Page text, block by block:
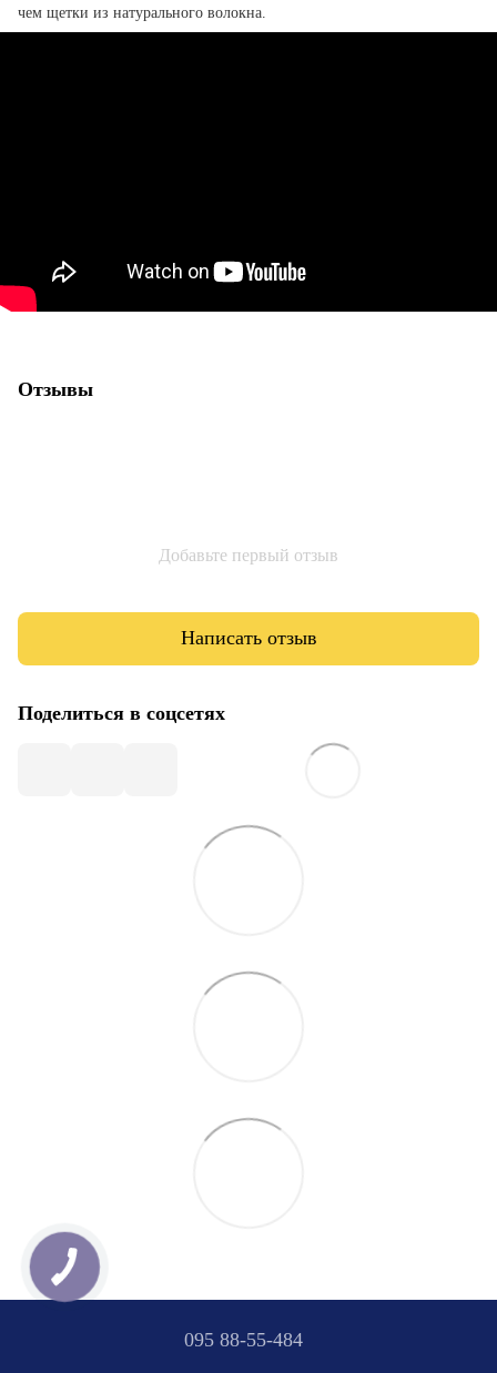
чем щетки из натурального волокна.
Отзывы
Добавьте первый отзыв
Написать отзыв
Поделиться в соцсетях
095 88-55-484